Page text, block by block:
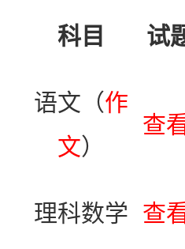
科目 试
语文（作
文）
查
理科数学 查